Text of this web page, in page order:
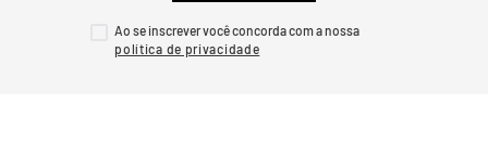
Ao se inscrever você concorda com a nossa